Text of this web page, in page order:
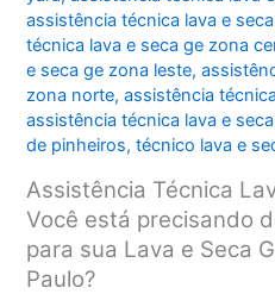
assistência técnica lava e
técnica lava e seca ge zona
e seca ge zona leste,
zona norte,assistência
assistência técnica lava e
de pinheiros,técnico lava e
Assistência Técnica
Você está precisando
para sua Lava e Seca
Paulo?